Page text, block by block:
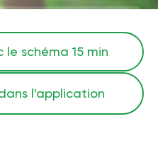
le schéma 15 min
l'application